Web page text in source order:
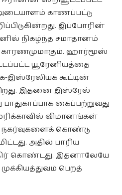
அடையாளம் காணப்பட்டு
இப்போரின்
நிகழ்ந்த சமாதானம்
ஹார்மூஸ்
யூரேனியத்தை
இஸ்ரேலியக் கூட்டின்
இதனை இஸ்ரேல்
பாதுகாப்பாக கைப்பற்றுவது
விமானங்கள்
நகர்வுகளைக் கொண்டு
அதில் பாரிய
கொண்டது. இதனாலேயே
பெறத்